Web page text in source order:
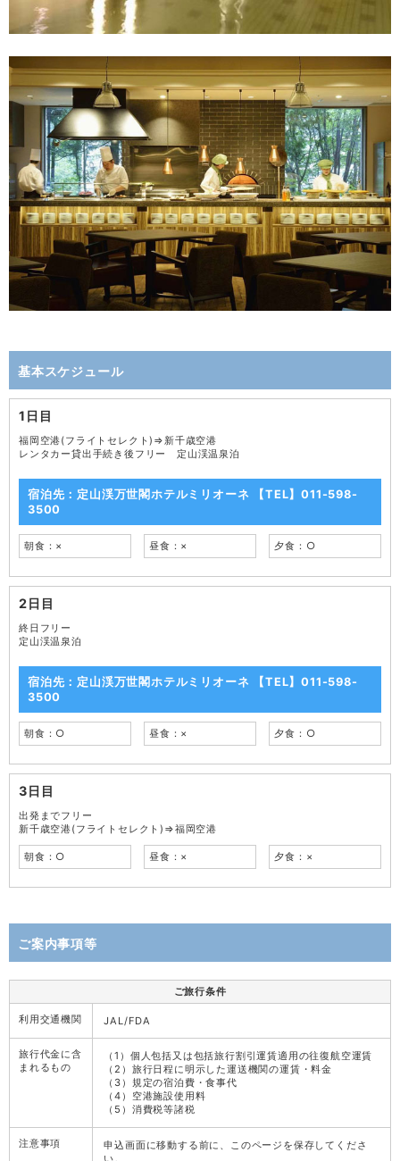
基本スケジュール
1日目
福岡空港(フライトセレクト)⇒新千歳空港
レンタカー貸出手続き後フリー 定山渓温泉泊
宿泊先：定山渓万世閣ホテルミリオーネ 【TEL】011-598-
3500
朝食：× 昼食：× 夕食：○
2日目
終日フリー
定山渓温泉泊
宿泊先：定山渓万世閣ホテルミリオーネ 【TEL】011-598-
3500
朝食：○ 昼食：× 夕食：○
3日目
出発までフリー
新千歳空港(フライトセレクト)⇒福岡空港
朝食：○ 昼食：× 夕食：×
ご案内事項等
ご旅行条件
利用交通機関 JAL/FDA
旅行代金に含
まれるもの
（1）個人包括又は包括旅行割引運賃適用の往復航空運賃
（2）旅行日程に明示した運送機関の運賃・料金
（3）規定の宿泊費・食事代
（4）空港施設使用料
（5）消費税等諸税
注意事項
申込画面に移動する前に、このページを保存してくださ